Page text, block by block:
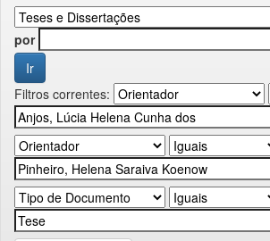
por
Filtros correntes: